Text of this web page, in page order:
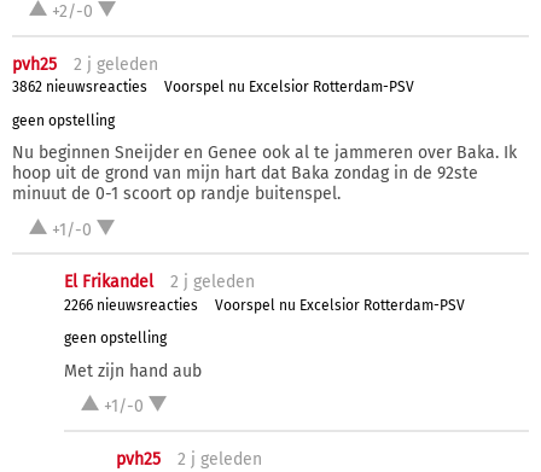
+2/-0
pvh25 2 j geleden
3862 nieuwsreacties
Voorspel nu Excelsior Rotterdam-PSV
geen opstelling
Nu beginnen Sneijder en Genee ook al te jammeren over Baka. Ik
hoop uit de grond van mijn hart dat Baka zondag in de 92ste
minuut de 0-1 scoort op randje buitenspel.
+1/-0
El Frikandel 2 j geleden
2266 nieuwsreacties
Voorspel nu Excelsior Rotterdam-PSV
geen opstelling
Met zijn hand aub
+1/-0
pvh25 2 j geleden